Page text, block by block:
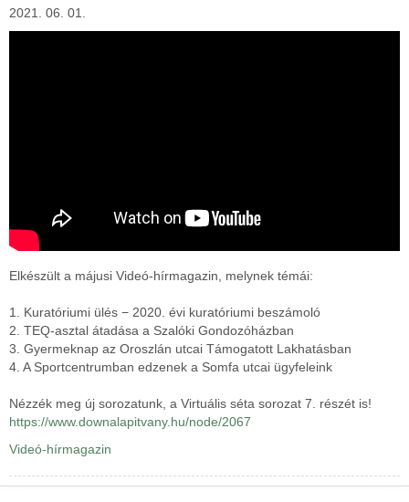
2021. 06. 01.
Elkészült a májusi Videó-hírmagazin, melynek témái:
1. Kuratóriumi ülés − 2020. évi kuratóriumi beszámoló
2. TEQ-asztal átadása a Szalóki Gondozóházban
3. Gyermeknap az Oroszlán utcai Támogatott Lakhatásban
4. A Sportcentrumban edzenek a Somfa utcai ügyfeleink
Nézzék meg új sorozatunk, a Virtuális séta sorozat 7. részét is!
https://www.downalapitvany.hu/node/2067
Videó-hírmagazin